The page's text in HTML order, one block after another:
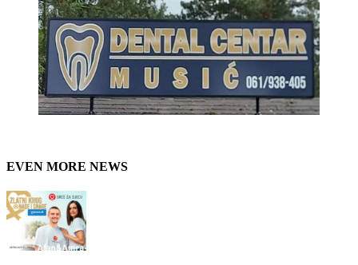
EVEN MORE NEWS